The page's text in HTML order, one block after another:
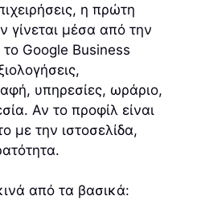
η πρώτη
γίνεται μέσα από την
Google Business
υπηρεσίες, ωράριο,
Αν το προφίλ είναι
με την ιστοσελίδα,
από τα βασικά: